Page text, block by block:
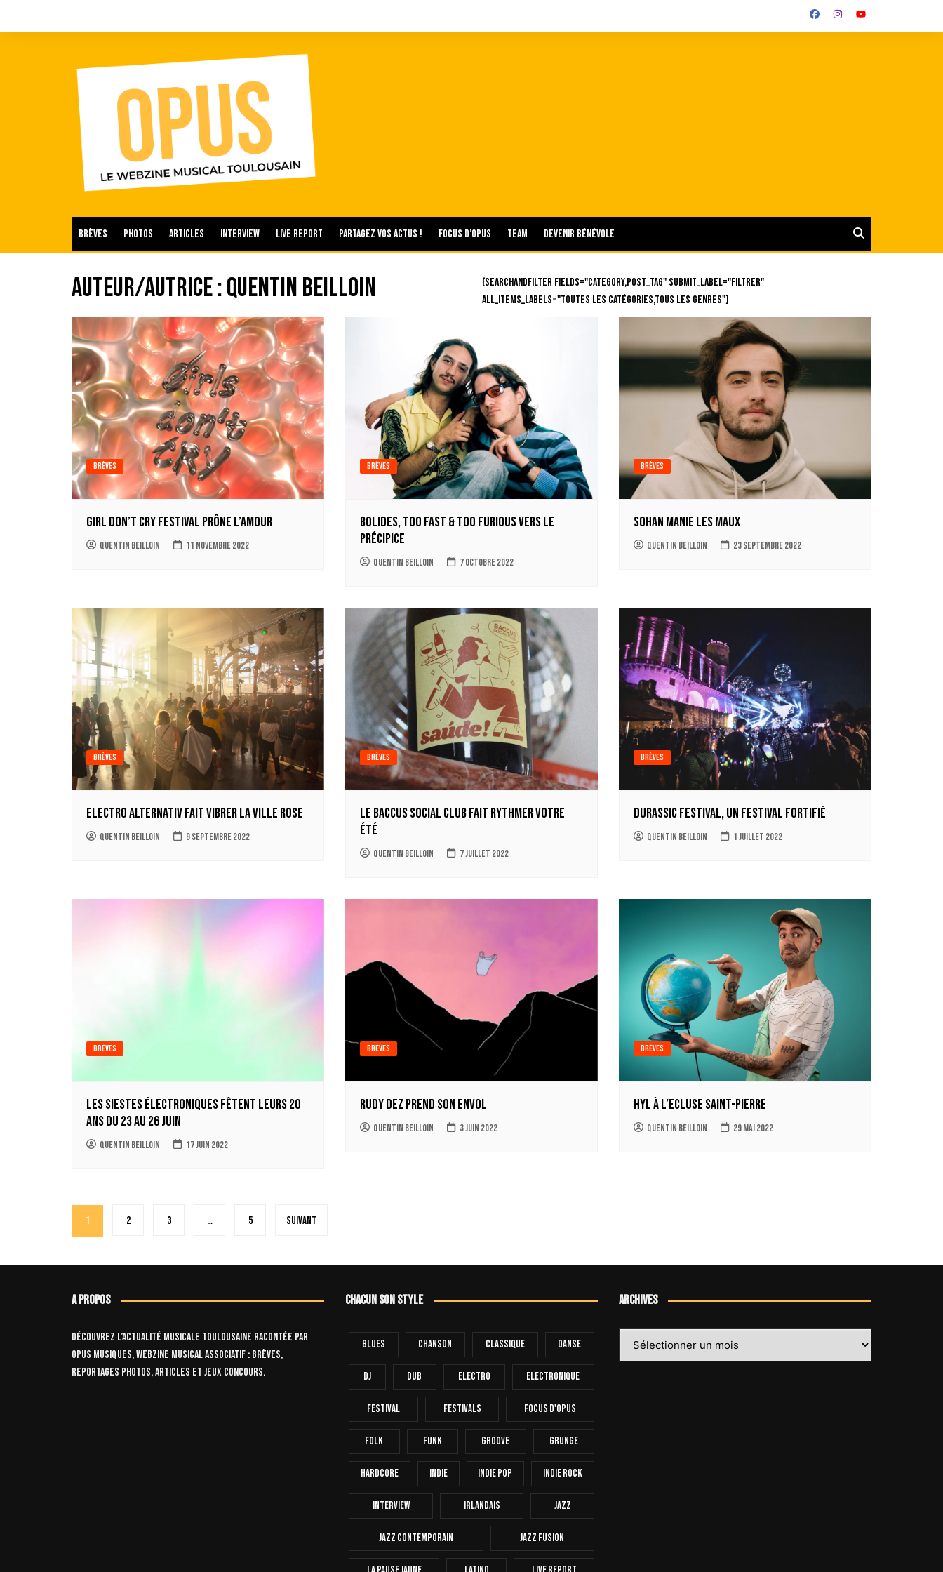
Brèves Photos Articles Interview Live report Partagez vos actus ! Focus d’Opus Team Devenir bénévole
Auteur/autrice :Quentin Beilloin
[searchandfilter fields="category,post_tag" submit_label="Filtrer"
all_items_labels="Toutes les catégories,Tous les genres"]
Brèves
Girl Don’t Cry Festival prône l’amour
Quentin Beilloin 11 novembre 2022
Brèves
Bolides, too Fast & too Furious vers le
Précipice
Quentin Beilloin 7 octobre 2022
Brèves
Sohan manie les maux
Quentin Beilloin 23 septembre 2022
Brèves
ELECTRO ALTERNATIV fait vibrer la ville rose
Quentin Beilloin 9 septembre 2022
Brèves
Le Baccus Social Club fait rythmer votre
été
Quentin Beilloin 7 juillet 2022
Brèves
Durassic Festival, un festival fortifié
Quentin Beilloin 1 juillet 2022
Brèves
Les Siestes électroniques fêtent leurs 20
ans du 23 au 26 juin
Quentin Beilloin 17 juin 2022
Brèves
Rudy DEZ prend son envol
Quentin Beilloin 3 juin 2022
Brèves
HYL à l’Ecluse Saint-Pierre
Quentin Beilloin 29 mai 2022
Pagination
des
publications
1 2 3 … 5 Suivant
A propos
Découvrez l’actualité musicale toulousaine racontée par
OPUS Musiques, webzine musical associatif : brèves,
reportages photos, articles et jeux concours.
Chacun son style
Blues Chanson Classique Danse
Dj Dub Electro Electronique
FESTIVAL Festivals Focus D'Opus
Folk Funk Groove Grunge
Hardcore INDIE Indie Pop Indie Rock
Interview Irlandais Jazz
Jazz Contemporain Jazz Fusion
Archives